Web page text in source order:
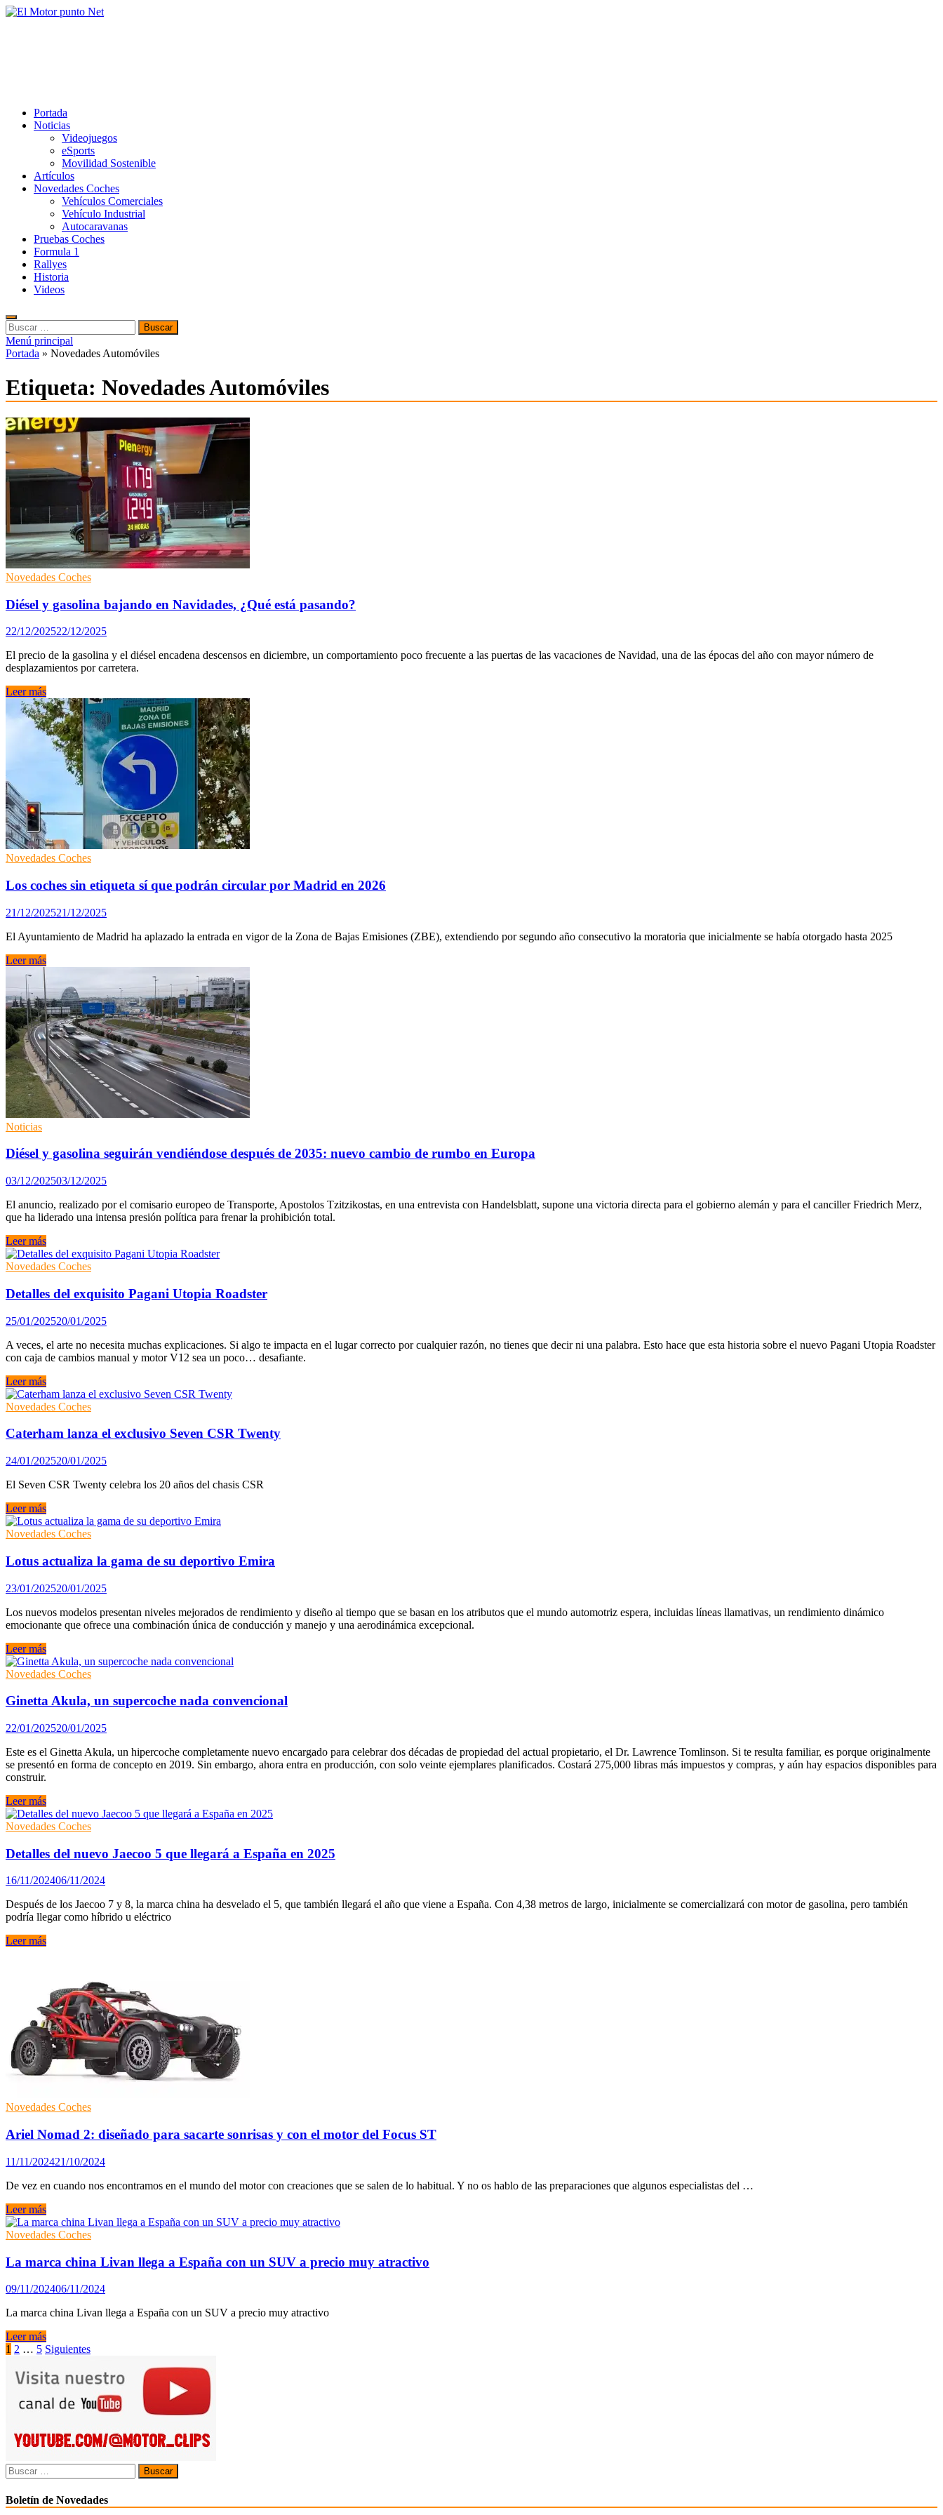
Saltar
Portada
Noticias
Videojuegos
eSports
Movilidad Sostenible
Artículos
Novedades Coches
Vehículos Comerciales
Vehículo Industrial
Autocaravanas
Pruebas Coches
Formula 1
Rallyes
Historia
Videos
Buscar:
Menú principal
Portada » Novedades Automóviles
Etiqueta: Novedades Automóviles
Novedades Coches
Diésel y gasolina bajando en Navidades, ¿Qué está pasando?
22/12/202522/12/2025
El precio de la gasolina y el diésel encadena descensos en diciembre, un comportamiento poco frecuente a las puertas de las vacaciones de Navidad, una de las épocas del año con mayor número de
desplazamientos por carretera.
Diésel
gasolina
bajando
Navidades,
está
pasando?
Leer más
Novedades Coches
Los coches sin etiqueta sí que podrán circular por Madrid en 2026
21/12/202521/12/2025
El Ayuntamiento de Madrid ha aplazado la entrada en vigor de la Zona de Bajas Emisiones (ZBE), extendiendo por segundo año consecutivo la moratoria que inicialmente se había otorgado hasta 2025
Los
coches
etiqueta
sí
que
podrán
circular
por
Madrid
en
2026
Leer más
Noticias
Diésel y gasolina seguirán vendiéndose después de 2035: nuevo cambio de rumbo en Europa
03/12/202503/12/2025
El anuncio, realizado por el comisario europeo de Transporte, Apostolos Tzitzikostas, en una entrevista con Handelsblatt, supone una victoria directa para el gobierno alemán y para el canciller Friedrich Merz,
que ha liderado una intensa presión política para frenar la prohibición total.
Diésel
y
gasolina
vendiéndose
después
de
2035:
nuevo
cambio
rumbo
en
Europa
Leer más
Novedades Coches
Detalles del exquisito Pagani Utopia Roadster
25/01/202520/01/2025
A veces, el arte no necesita muchas explicaciones. Si algo te impacta en el lugar correcto por cualquier razón, no tienes que decir ni una palabra. Esto hace que esta historia sobre el nuevo Pagani Utopia Roadster
con caja de cambios manual y motor V12 sea un poco… desafiante.
Detalles
del
exquisito
Utopia
Leer más
Novedades Coches
Caterham lanza el exclusivo Seven CSR Twenty
24/01/202520/01/2025
El Seven CSR Twenty celebra los 20 años del chasis CSR
Caterham
lanza
el
Seven
CSR
Twenty
Leer más
Novedades Coches
Lotus actualiza la gama de su deportivo Emira
23/01/202520/01/2025
Los nuevos modelos presentan niveles mejorados de rendimiento y diseño al tiempo que se basan en los atributos que el mundo automotriz espera, incluidas líneas llamativas, un rendimiento dinámico
emocionante que ofrece una combinación única de conducción y manejo y una aerodinámica excepcional.
Lotus
actualiza
la
de
deportivo
Emira
Leer más
Novedades Coches
Ginetta Akula, un supercoche nada convencional
22/01/202520/01/2025
Este es el Ginetta Akula, un hipercoche completamente nuevo encargado para celebrar dos décadas de propiedad del actual propietario, el Dr. Lawrence Tomlinson. Si te resulta familiar, es porque originalmente
se presentó en forma de concepto en 2019. Sin embargo, ahora entra en producción, con solo veinte ejemplares planificados. Costará 275,000 libras más impuestos y compras, y aún hay espacios disponibles para
construir.
Ginetta
Akula,
un
nada
convencional
Leer más
Novedades Coches
Detalles del nuevo Jaecoo 5 que llegará a España en 2025
16/11/202406/11/2024
Después de los Jaecoo 7 y 8, la marca china ha desvelado el 5, que también llegará el año que viene a España. Con 4,38 metros de largo, inicialmente se comercializará con motor de gasolina, pero también
podría llegar como híbrido u eléctrico
Detalles
España
en
2025
Leer más
Novedades Coches
Ariel Nomad 2: diseñado para sacarte sonrisas y con el motor del Focus ST
11/11/202421/10/2024
De vez en cuando nos encontramos en el mundo del motor con creaciones que se salen de lo habitual. Y no os hablo de las preparaciones que algunos especialistas del …
Ariel
Nomad
2:
para
sacarte
sonrisas
y
con
motor
del
ST
Leer más
Novedades Coches
La marca china Livan llega a España con un SUV a precio muy atractivo
09/11/202406/11/2024
La marca china Livan llega a España con un SUV a precio muy atractivo
La
marca
Livan
llega
España
un
SUV
a
precio
atractivo
Leer más
Paginación
de
entradas
1 2 … 5 Siguientes
Buscar:
Boletín de Novedades